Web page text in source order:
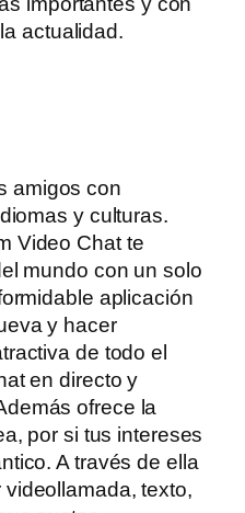
actualidad.
amigos con
y culturas.
Video Chat te
mundo con un solo
aplicación
y hacer
de todo el
en directo y
ofrece la
por si tus intereses
A través de ella
texto,